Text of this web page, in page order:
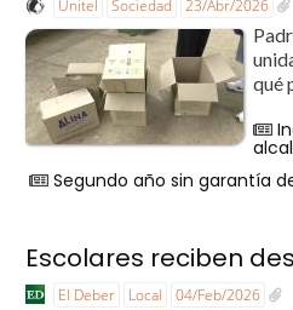
Unitel Sociedad 23/Abr/2026
qué
Segundo año sin garantía
Escolares reciben
El Deber Local 04/Feb/2026